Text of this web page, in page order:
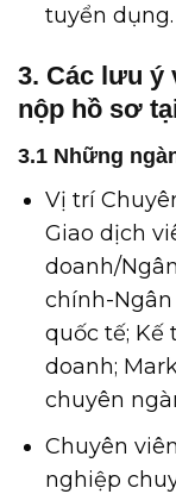
tuyển dụng.
3. Các lưu ý
nộp hồ sơ
3.1 Những
Vị trí
Giao dịch
doanh/
chính-
quốc tế; Kế
doanh;
chuyên
Chuyên
nghiệp